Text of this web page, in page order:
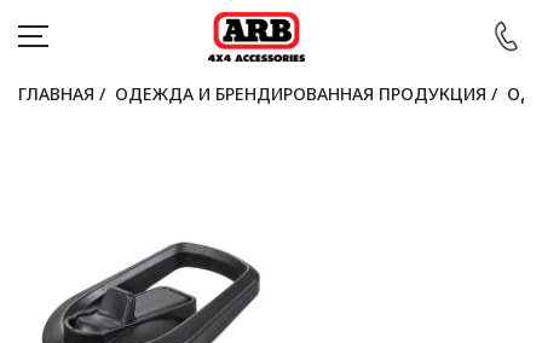
АВТОМОБИЛИ
АКЦИИ
ГЛАВНАЯ / ОДЕЖДА И БРЕНДИРОВАННАЯ ПРОДУКЦИЯ /